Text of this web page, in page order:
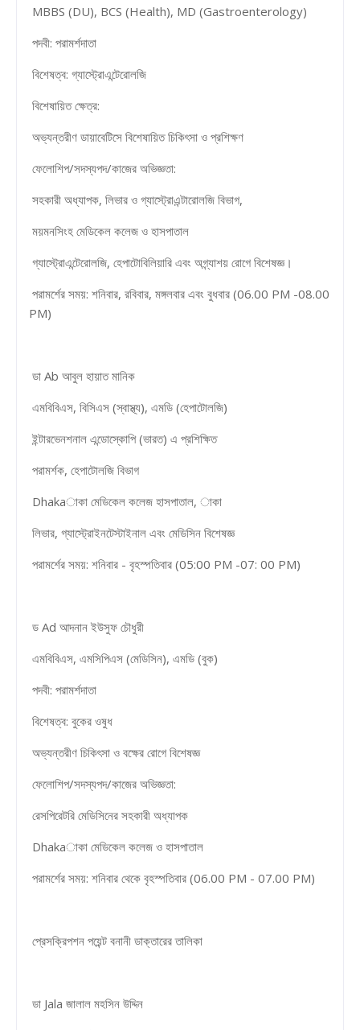
MBBS (DU), BCS (Health), MD (Gastroenterology)
পদবী: পরামর্শদাতা
বিশেষত্ব: গ্যাস্ট্রোএন্টেরোলজি
বিশেষায়িত ক্ষেত্র:
অভ্যন্তরীণ ডায়াবেটিসে বিশেষায়িত চিকিৎসা ও প্রশিক্ষণ
ফেলোশিপ/সদস্যপদ/কাজের অভিজ্ঞতা:
সহকারী অধ্যাপক, লিভার ও গ্যাস্ট্রোএন্টারোলজি বিভাগ,
ময়মনসিংহ মেডিকেল কলেজ ও হাসপাতাল
গ্যাস্ট্রোএন্টেরোলজি, হেপাটোবিলিয়ারি এবং অগ্ন্যাশয় রোগে বিশেষজ্ঞ।
পরামর্শের সময়: শনিবার, রবিবার, মঙ্গলবার এবং বুধবার (06.00 PM -08.00
PM)
ডা Ab আবুল হায়াত মানিক
এমবিবিএস, বিসিএস (স্বাস্থ্য), এমডি (হেপাটোলজি)
ইন্টারভেনশনাল এন্ডোস্কোপি (ভারত) এ প্রশিক্ষিত
পরামর্শক, হেপাটোলজি বিভাগ
Dhakaাকা মেডিকেল কলেজ হাসপাতাল, াকা
লিভার, গ্যাস্ট্রোইনটেস্টাইনাল এবং মেডিসিন বিশেষজ্ঞ
পরামর্শের সময়: শনিবার - বৃহস্পতিবার (05:00 PM -07: 00 PM)
ড Ad আদনান ইউসুফ চৌধুরী
এমবিবিএস, এমসিপিএস (মেডিসিন), এমডি (বুক)
পদবী: পরামর্শদাতা
বিশেষত্ব: বুকের ওষুধ
অভ্যন্তরীণ চিকিৎসা ও বক্ষের রোগে বিশেষজ্ঞ
ফেলোশিপ/সদস্যপদ/কাজের অভিজ্ঞতা:
রেসপিরেটরি মেডিসিনের সহকারী অধ্যাপক
Dhakaাকা মেডিকেল কলেজ ও হাসপাতাল
পরামর্শের সময়: শনিবার থেকে বৃহস্পতিবার (06.00 PM - 07.00 PM)
প্রেসক্রিপশন পয়েন্ট বনানী ডাক্তারের তালিকা
ডা Jala জালাল মহসিন উদ্দিন